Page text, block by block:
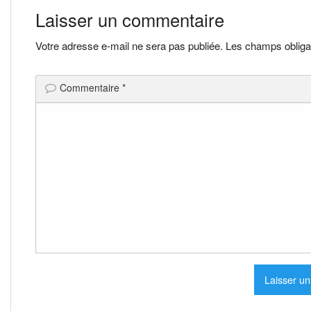
de
l’article
Laisser un commentaire
Votre adresse e-mail ne sera pas publiée. Les champs
Commentaire *